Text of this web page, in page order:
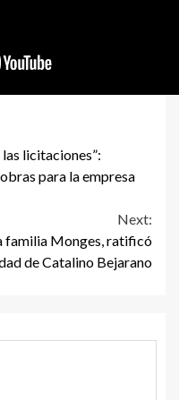
licitaciones”:
para la empresa
Next:
familia Monges, ratificó
de Catalino Bejarano